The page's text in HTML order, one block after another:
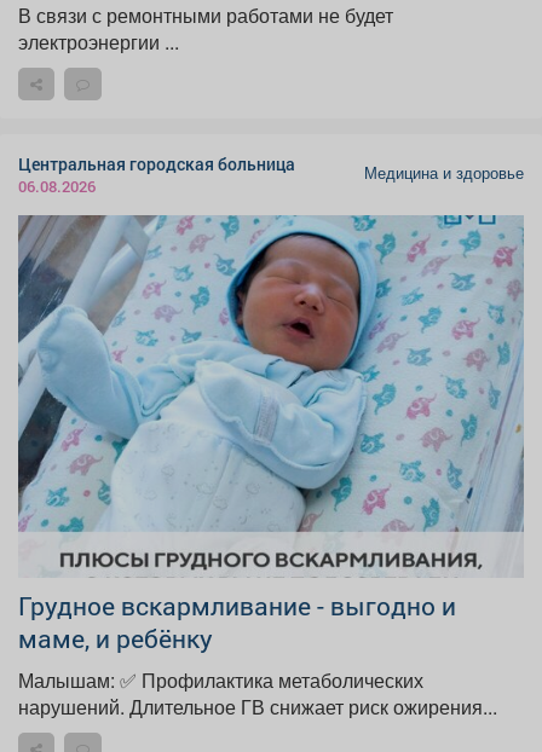
В связи с ремонтными работами не будет
электроэнергии ...
Центральная городская больница
06.08.2026
Медицина и здоровье
Грудное вскармливание - выгодно и
маме, и ребёнку
Малышам: ✅ Профилактика метаболических
нарушений. Длительное ГВ снижает риск ожирения...